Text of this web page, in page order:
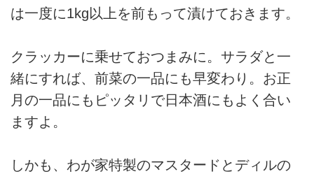
は一度に1kg以上を前もって漬けておきます。
クラッカーに乗せておつまみに。サラダと一
緒にすれば、前菜の一品にも早変わり。お正
月の一品にもピッタリで日本酒にもよく合い
ますよ。
しかも、わが家特製のマスタードとディルの